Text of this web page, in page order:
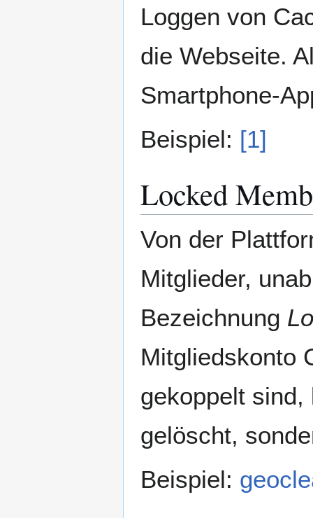
Loggen von
die Webseite.
Smartphone-
Beispiel: [1]
Locked
Von der
Mitglieder,
Bezeichnung
Mitgliedskonto
gekoppelt
gelöscht,
Beispiel: